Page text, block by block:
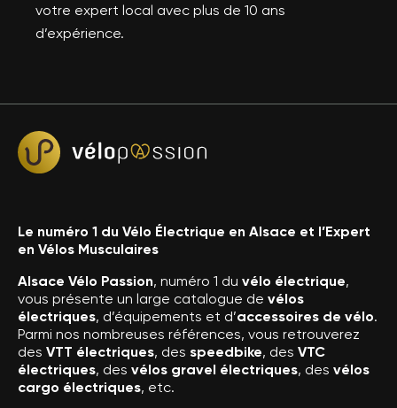
votre expert local avec plus de 10 ans
d’expérience.
Le numéro 1 du Vélo Électrique en Alsace et l’Expert
en Vélos Musculaires
Alsace Vélo Passion, numéro 1 du vélo électrique,
vous présente un large catalogue de vélos
électriques, d’équipements et d’accessoires de vélo.
Parmi nos nombreuses références, vous retrouverez
des VTT électriques, des speedbike, des VTC
électriques, des vélos gravel électriques, des vélos
cargo électriques, etc.